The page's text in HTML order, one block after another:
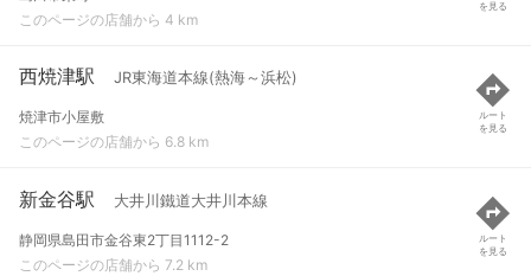
このページの店舗から 4 km
を見る
西焼津駅 JR東海道本線(熱海～浜松)
焼津市小屋敷
このページの店舗から 6.8 km
ルート
を見る
新金谷駅 大井川鐵道大井川本線
静岡県島田市金谷東2丁目1112-2
このページの店舗から 7.2 km
ルート
を見る